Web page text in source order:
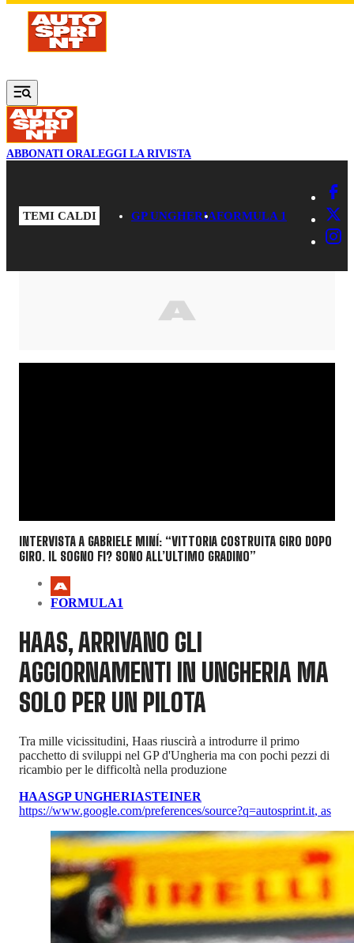
Vai al contenuto principale
ABBONATI ORALEGGI LA RIVISTA
TEMI CALDI GP UNGHERIAFORMULA 1
INTERVISTA A GABRIELE MINÍ: “VITTORIA COSTRUITA GIRO DOPO
GIRO. IL SOGNO F1? SONO ALL’ULTIMO GRADINO”
FORMULA1
HAAS, ARRIVANO GLI
AGGIORNAMENTI IN UNGHERIA MA
SOLO PER UN PILOTA
Tra mille vicissitudini, Haas riuscirà a introdurre il primo
pacchetto di sviluppi nel GP d'Ungheria ma con pochi pezzi di
ricambio per le difficoltà nella produzione
HAASGP UNGHERIASTEINER
https://www.google.com/preferences/source?q=autosprint.it, as